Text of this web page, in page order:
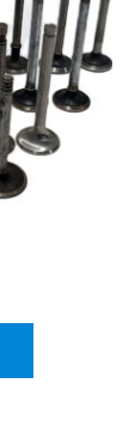
variations.
Les
options
peuvent
produit